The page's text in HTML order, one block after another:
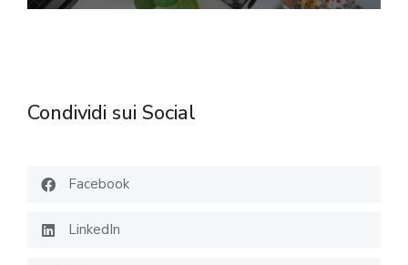
Condividi sui Social
Facebook
LinkedIn